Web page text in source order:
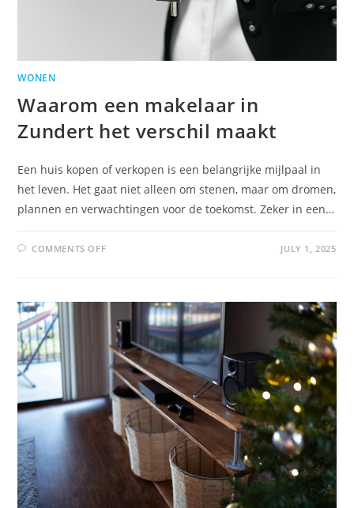
WONEN
Waarom een makelaar in
Zundert het verschil maakt
Een huis kopen of verkopen is een belangrijke mijlpaal in
het leven. Het gaat niet alleen om stenen, maar om dromen,
plannen en verwachtingen voor de toekomst. Zeker in een…
COMMENTS OFF JULY 1, 2025